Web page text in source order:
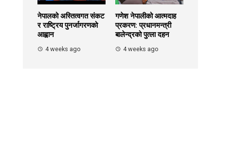
नेपालको अस्तित्वगत संकट
र राष्ट्रिय पुनर्जागरणको
आह्वान
4 weeks ago
गणेश नेपालीको आत्मदाह
प्रकरण: प्रधानमन्त्री
बालेन्द्रको पुत्ला दहन
4 weeks ago